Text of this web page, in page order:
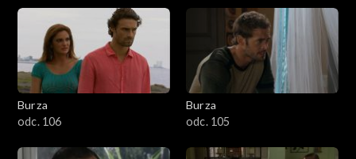
Burza
odc. 106
Burza
odc. 105